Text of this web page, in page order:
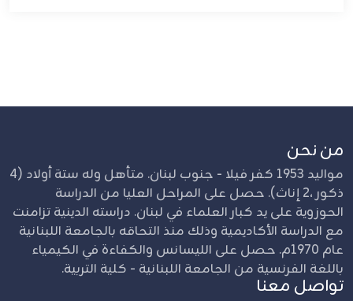
من نحن
مواليد 1953 كفر فيلا - جنوب لبنان. متأهل وله ستة أولاد (4
ذكور ،2 إناث). حصل على المراحل العليا من الدراسة
الحوزوية على يد كبار العلماء في لبنان. دراسته الدينية تزامنت
مع الدراسة الأكاديمية وذلك منذ التحاقه بالجامعة اللبنانية
عام 1970م. حصل على الليسانس والكفاءة في الكيمياء
باللغة الفرنسية من الجامعة اللبنانية - كلية التربية.
تواصل معنا